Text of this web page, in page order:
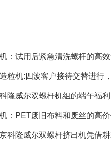
：试用后紧急清洗螺杆的高
粒机:四波客户接待交替进行
隆威尔双螺杆机组的端午福利
：PET废旧布料和废丝的高价
科隆威尔双螺杆挤出机凭借